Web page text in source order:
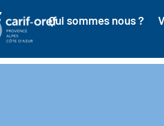
Qui sommes nous ?